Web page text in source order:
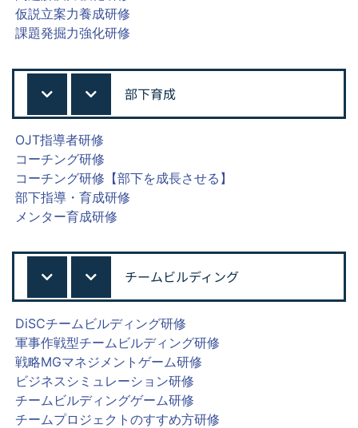
仮説立案力養成研修
課題発掘力強化研修
部下育成
OJT指導者研修
コーチング研修
コーチング研修【部下を成長させる】
部下指導・育成研修
メンター育成研修
チームビルディング
DiSCチームビルディング研修
軍事作戦型チームビルディング研修
戦略MGマネジメントゲーム研修
ビジネスシミュレーション研修
チームビルディングゲーム研修
チームプロジェクトのすすめ方研修